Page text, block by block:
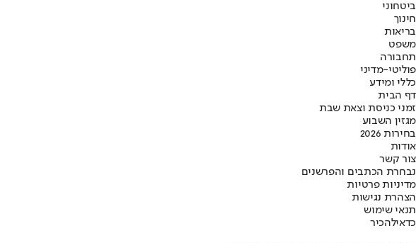
ביטחוני
חינוך
בריאות
משפט
תחבורה
פוליטי-מדיני
כללי ומידע
דף הבית
זמני כניסת וצאת שבת
מגזין השבוע
בחירות 2026
אודות
צור קשר
נבחרת הכתבים והפרשנים
מדיניות פרטיות
הצהרת נגישות
תנאי שימוש
כדאילהכיר